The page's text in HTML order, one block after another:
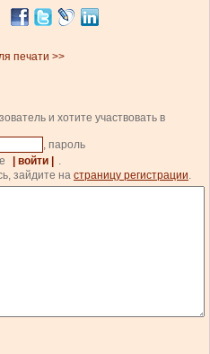
печати >>
и хотите участвовать в
, пароль
| войти |
.
зайдите на страницу регистрации.